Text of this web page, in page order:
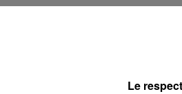
FM
pour donner son sang. Avant
sang, sans délai d’ajournement.
Le